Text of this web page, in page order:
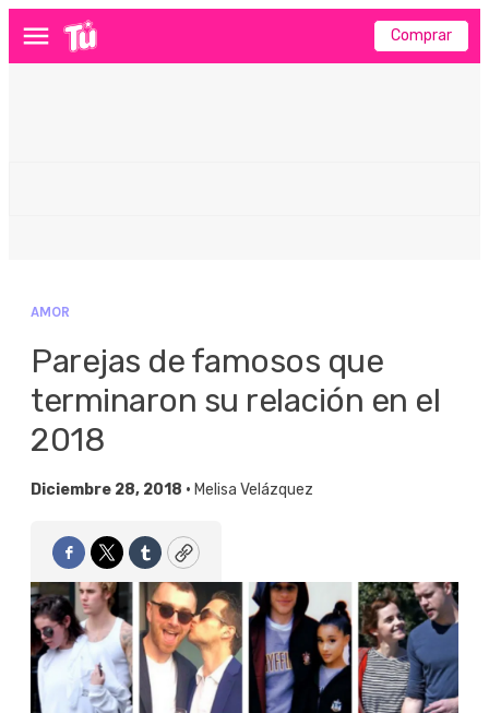
Menú Comprar
AMOR
Parejas de famosos que
terminaron su relación en el
2018
Diciembre 28, 2018 • Melisa Velázquez
Facebook
TwitterTumblrCopy